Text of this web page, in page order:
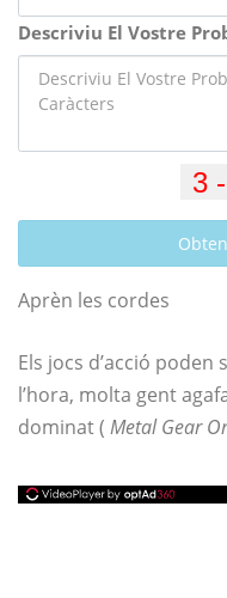
Descriviu El Vostre
Aprèn les cordes
Els jocs d’acció
l’hora, molta gent
dominat ( Metal Gear